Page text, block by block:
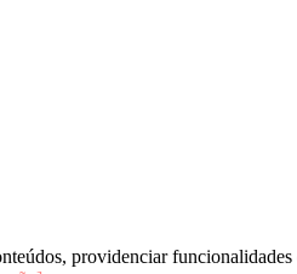
providenciar funcionalidades